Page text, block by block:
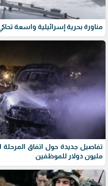
مناورة بحرية إسرائيلية واسعة
مليون دولار للموظفين